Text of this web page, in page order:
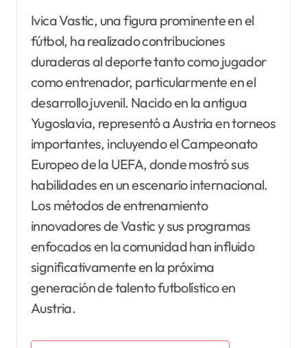
Ivica Vastic, una figura prominente en el
fútbol, ha realizado contribuciones
duraderas al deporte tanto como jugador
como entrenador, particularmente en el
desarrollo juvenil. Nacido en la antigua
Yugoslavia, representó a Austria en torneos
importantes, incluyendo el Campeonato
Europeo de la UEFA, donde mostró sus
habilidades en un escenario internacional.
Los métodos de entrenamiento
innovadores de Vastic y sus programas
enfocados en la comunidad han influido
significativamente en la próxima
generación de talento futbolístico en
Austria.